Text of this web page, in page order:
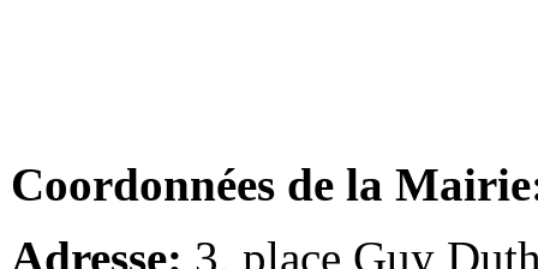
Coordonnées de la
Adresse: 3, place Guy